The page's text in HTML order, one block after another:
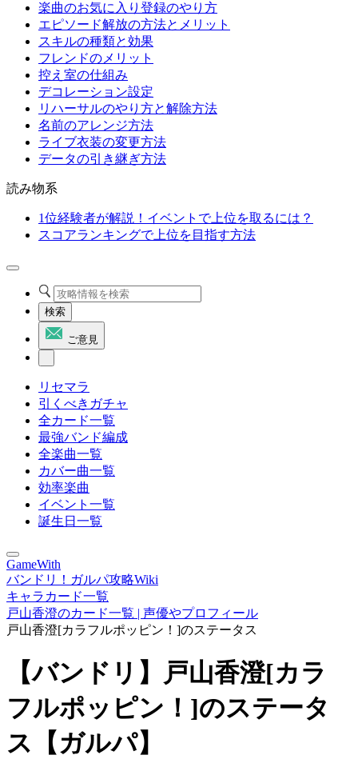
楽曲のお気に入り登録のやり方
エピソード解放の方法とメリット
スキルの種類と効果
フレンドのメリット
控え室の仕組み
デコレーション設定
リハーサルのやり方と解除方法
名前のアレンジ方法
ライブ衣装の変更方法
データの引き継ぎ方法
読み物系
1位経験者が解説！イベントで上位を取るには？
スコアランキングで上位を目指す方法
検索
ご意見
リセマラ
引くべきガチャ
全カード一覧
最強バンド編成
全楽曲一覧
カバー曲一覧
効率楽曲
イベント一覧
誕生日一覧
GameWith
バンドリ！ガルパ攻略Wiki
キャラカード一覧
戸山香澄のカード一覧 | 声優やプロフィール
戸山香澄[カラフルポッピン！]のステータス
【バンドリ】戸山香澄[カラ
フルポッピン！]のステータ
ス【ガルパ】